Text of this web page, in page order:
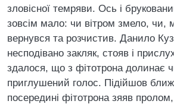
зловiсної темряви. Ось i
зовсiм мало: чи вiтром змело, чи,
вернувся та розчистив. Данило
несподiвано закляк, стояв i
здалося, що з фiтотрона долинає
приглушений голос. Пiдiйшов
посерединi фiтотрона зяяв